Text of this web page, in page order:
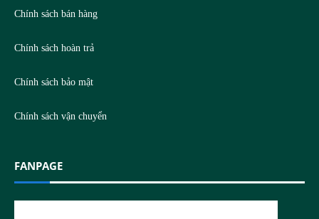
Chính sách bán hàng
Chính sách hoàn trả
Chính sách bảo mật
Chính sách vận chuyển
FANPAGE